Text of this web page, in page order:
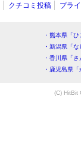
クチコミ投稿 プラ
・熊本県「
・新潟県「
・香川県「
・鹿児島県
(C) HitBit